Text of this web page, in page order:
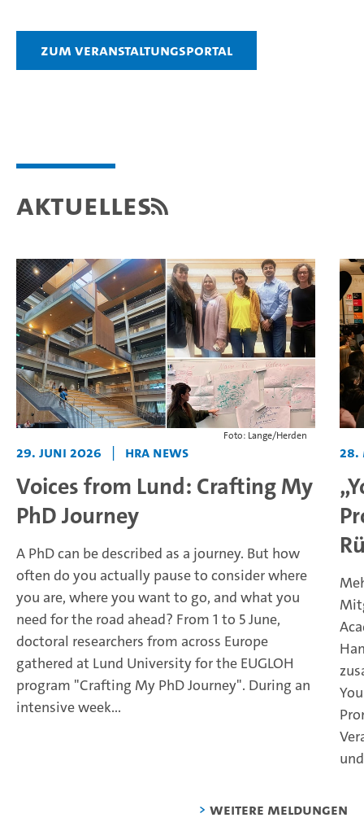
Zum Veranstaltungsportal
Aktuelles
Foto: Lange/Herden
29. Juni 2026 | HRA News
Voices from Lund: Crafting My
PhD Journey
A PhD can be described as a journey. But how
often do you actually pause to consider where
you are, where you want to go, and what you
need for the road ahead? From 1 to 5 June,
doctoral researchers from across Europe
gathered at Lund University for the EUGLOH
program "Crafting My PhD Journey". During an
intensive week...
28.
weitere Meldungen